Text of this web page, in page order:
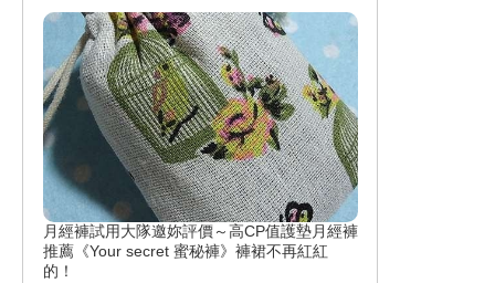
有變得明亮點 再加上容量足足有100g 真
的是大力用都不會心疼 CP值超~高 一罐
更是結合化妝水、精華液、乳液、乳
霜、面膜 五大功效 懶人福音!!
月經褲試用大隊邀妳評價～高CP值護墊月經褲
推薦《Your secret 蜜秘褲》褲裙不再紅紅
的！